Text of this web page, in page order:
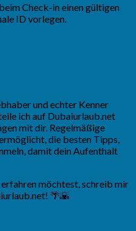
Check-in einen gültigen
ID vorlegen.
und echter Kenner
ich auf Dubaiurlaub.net
mit dir. Regelmäßige
die besten Tipps,
damit dein Aufenthalt
möchtest, schreib mir
! 🌴🌇